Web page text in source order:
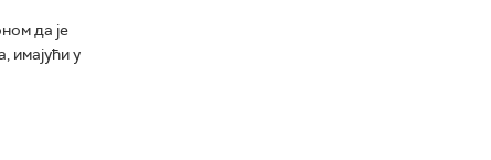
да је
имајући у